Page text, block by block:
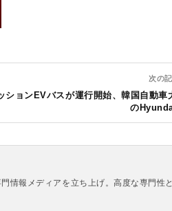
次の
ションEVバスが運行開始、韓国自動車
の
情報メディアを立ち上げ。高度な専門性